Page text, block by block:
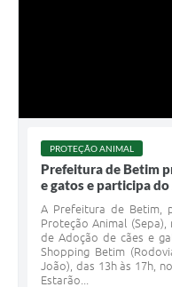
PROTEÇÃO ANIMAL
Prefeitura de Betim
e gatos e participa
A Prefeitura de Betim,
Proteção Animal
de Adoção de cães e
Shopping Betim
João), das 13h às 17h,
Estarão...